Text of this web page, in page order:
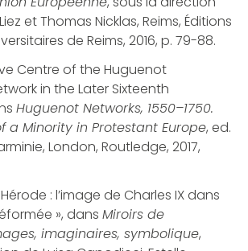
et Thomas Nicklas, Reims, Éditions
de Reims, 2016, p. 79-88.
Centre of the Huguenot
in the Later Sixteenth
Huguenot Networks, 1550–1750.
a Minority in Protestant Europe, ed.
London, Routledge, 2017,
: l’image de Charles IX dans
», dans Miroirs de
imaginaires, symbolique,